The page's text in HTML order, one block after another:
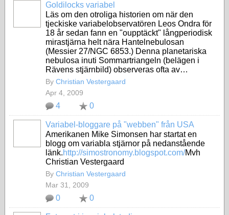
Goldilocks variabel
Läs om den otroliga historien om när den
tjeckiske variabelobservatören Leos Ondra för
18 år sedan fann en "oupptäckt" långperiodisk
mirastjärna helt nära Hantelnebulosan
(Messier 27/NGC 6853.) Denna planetariska
nebulosa inuti Sommartriangeln (belägen i
Rävens stjärnbild) observeras ofta av…
By Christian Vestergaard
Apr 4, 2009
4 0
Variabel-bloggare på "webben" från USA
Amerikanen Mike Simonsen har startat en
blogg om variabla stjärnor på nedanstående
länk.http://simostronomy.blogspot.com/Mvh
Christian Vestergaard
By Christian Vestergaard
Mar 31, 2009
0 0